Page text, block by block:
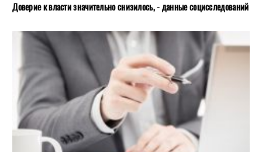
Доверие к власти значительно снизилось, - данные социсследований